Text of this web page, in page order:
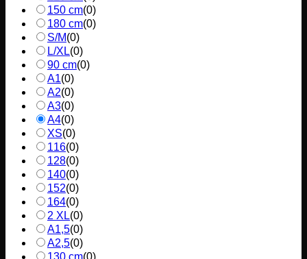
150 cm(0)
180 cm(0)
S/M(0)
L/XL(0)
90 cm(0)
A1(0)
A2(0)
A3(0)
A4(0)
XS(0)
116(0)
128(0)
140(0)
152(0)
164(0)
2 XL(0)
A1,5(0)
A2,5(0)
130 cm(0)